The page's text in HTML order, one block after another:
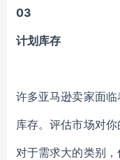
03
计划库存
许多亚马逊卖家面
库存。评估市场对你
对于需求大的类别，